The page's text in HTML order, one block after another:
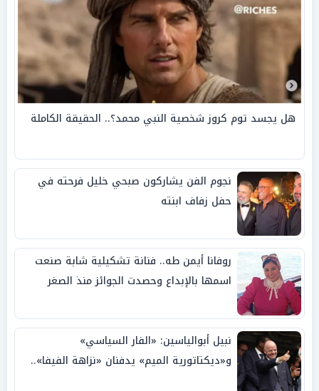
هل يجسد توم كروز شخصية النبي محمد؟.. الحقيقة الكاملة
نجوم الفن يشاركون صبحي خليل فرحته في
حفل زفاف ابنته
روفانا أيمن طه.. فنانة تشكيلية شابة صنعت
اسمها بالإبداع وحصدت الجوائز منذ الصغر
نبيل أبوالياسين: «الفار السياسي»
و«ديكتاتورية الميم» يدفنان «نزاهة الفيفا»..